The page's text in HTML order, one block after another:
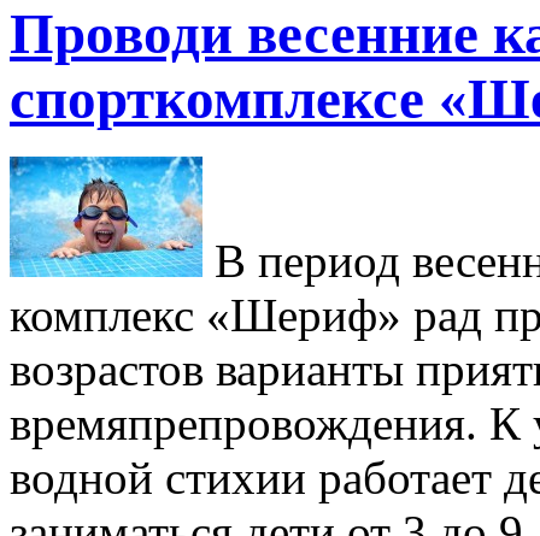
Проводи весенние
спорткомплексе
В период
комплекс «Шериф» рад
возрастов варианты
времяпрепровождения.
водной стихии работает